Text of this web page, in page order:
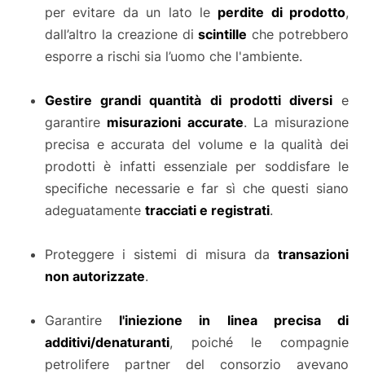
per evitare da un lato le perdite di prodotto,
dall’altro la creazione discintille che potrebbero
esporre a rischi sia l’uomo che l'ambiente.
Gestire grandi quantità di prodotti diversie
garantire misurazioni accurate. La misurazione
precisa e accurata del volume e la qualità dei
prodotti è infatti essenziale per soddisfare le
specifiche necessarie e far sì che questi siano
adeguatamente tracciati e registrati.
Proteggere i sistemi di misura da transazioni
non autorizzate.
Garantire l'iniezione in linea precisa di
additivi/denaturanti, poiché le compagnie
petrolifere partner del consorzio avevano